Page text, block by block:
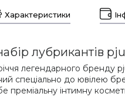
Характеристики
лубрикантів
легендарного бренду
спеціально до ювілею
преміальну інтимну